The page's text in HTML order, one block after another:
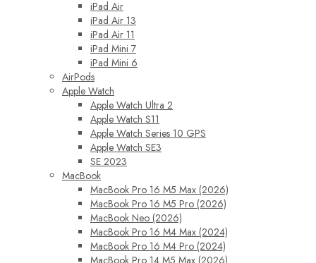
iPad Air
iPad Air 13
iPad Air 11
iPad Mini 7
iPad Mini 6
AirPods
Apple Watch
Apple Watch Ultra 2
Apple Watch S11
Apple Watch Series 10 GPS
Apple Watch SE3
SE 2023
MacBook
MacBook Pro 16 M5 Max (2026)
MacBook Pro 16 M5 Pro (2026)
MacBook Neo (2026)
MacBook Pro 16 M4 Max (2024)
MacBook Pro 16 M4 Pro (2024)